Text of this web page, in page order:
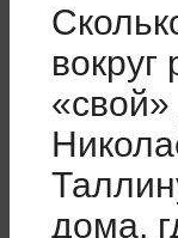
дома,